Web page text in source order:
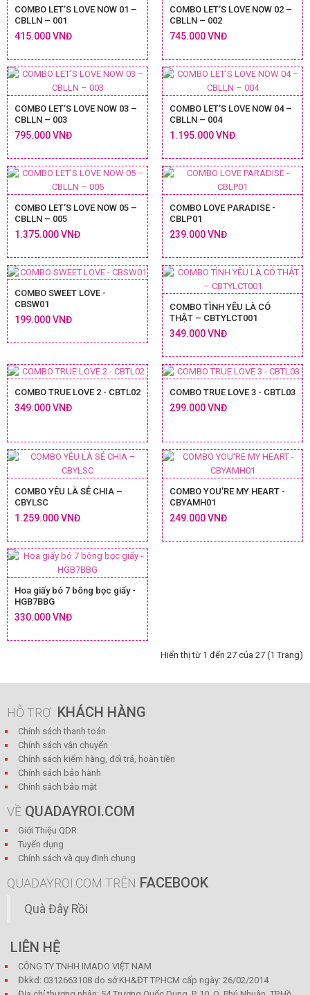
COMBO LET’S LOVE NOW 01 –
CBLLN – 001
415.000 VNĐ
COMBO LET’S LOVE NOW 02 –
CBLLN – 002
745.000 VNĐ
COMBO LET’S LOVE NOW 03 –
CBLLN – 003
795.000 VNĐ
COMBO LET’S LOVE NOW 04 –
CBLLN – 004
1.195.000 VNĐ
COMBO LET’S LOVE NOW 05 –
CBLLN – 005
1.375.000 VNĐ
COMBO LOVE PARADISE -
CBLP01
239.000 VNĐ
COMBO SWEET LOVE -
CBSW01
199.000 VNĐ
COMBO TÌNH YÊU LÀ CÓ
THẬT – CBTYLCT001
349.000 VNĐ
COMBO TRUE LOVE 2 - CBTL02
349.000 VNĐ
COMBO TRUE LOVE 3 - CBTL03
299.000 VNĐ
COMBO YÊU LÀ SẺ CHIA –
CBYLSC
1.259.000 VNĐ
COMBO YOU'RE MY HEART -
CBYAMH01
249.000 VNĐ
Hoa giấy bó 7 bông bọc giấy -
HGB7BBG
330.000 VNĐ
Hiển thị từ 1 đến 27 của 27 (1 Trang)
HỖ TRỢ KHÁCH HÀNG
Chính sách thanh toán
Chính sách vận chuyển
Chính sách kiểm hàng, đổi trả, hoàn tiền
Chính sách bảo hành
Chính sách bảo mật
VỀ QUADAYROI.COM
Giới Thiệu QDR
Tuyển dụng
Chính sách và quy định chung
QUADAYROI.COM TRÊN FACEBOOK
Quà Đây Rồi
LIÊN HỆ
CÔNG TY TNHH IMADO VIỆT NAM
Đkkd: 0312663108 do sở KH&ĐT TP.HCM cấp ngày: 26/02/2014